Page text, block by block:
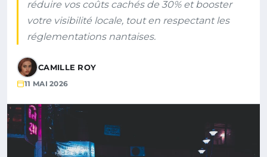
réduire vos coûts cachés de 30% et booster
votre visibilité locale, tout en respectant les
réglementations nantaises.
CAMILLE ROY
11 MAI 2026